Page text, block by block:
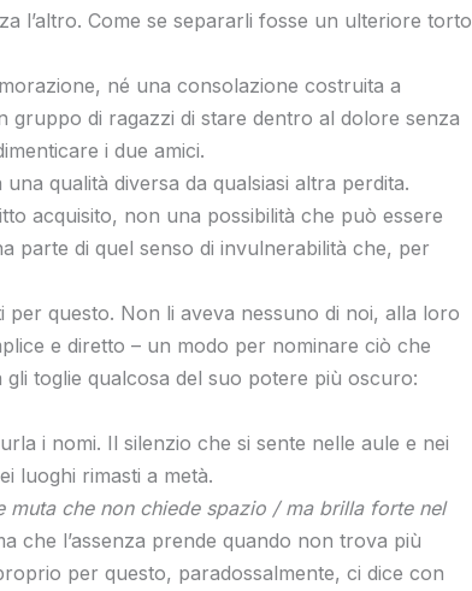
l’altro. Come se separarli fosse un ulteriore torto
né una consolazione costruita a
di ragazzi di stare dentro al dolore senza
i due amici.
qualità diversa da qualsiasi altra perdita.
acquisito, non una possibilità che può essere
parte di quel senso di invulnerabilità che, per
questo. Non li aveva nessuno di noi, alla loro
e diretto – un modo per nominare ciò che
toglie qualcosa del suo potere più oscuro:
i nomi. Il silenzio che si sente nelle aule e nei
luoghi rimasti a metà.
muta che non chiede spazio / ma brilla forte nel
che l’assenza prende quando non trova più
per questo, paradossalmente, ci dice con